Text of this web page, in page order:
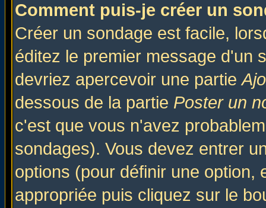
Comment puis-je créer un
Créer un sondage est facile,
éditez le premier message d'un
devriez apercevoir une partie
dessous de la partie Poster un
c'est que vous n'avez
sondages). Vous devez entrer
options (pour définir une option,
appropriée puis cliquez sur le